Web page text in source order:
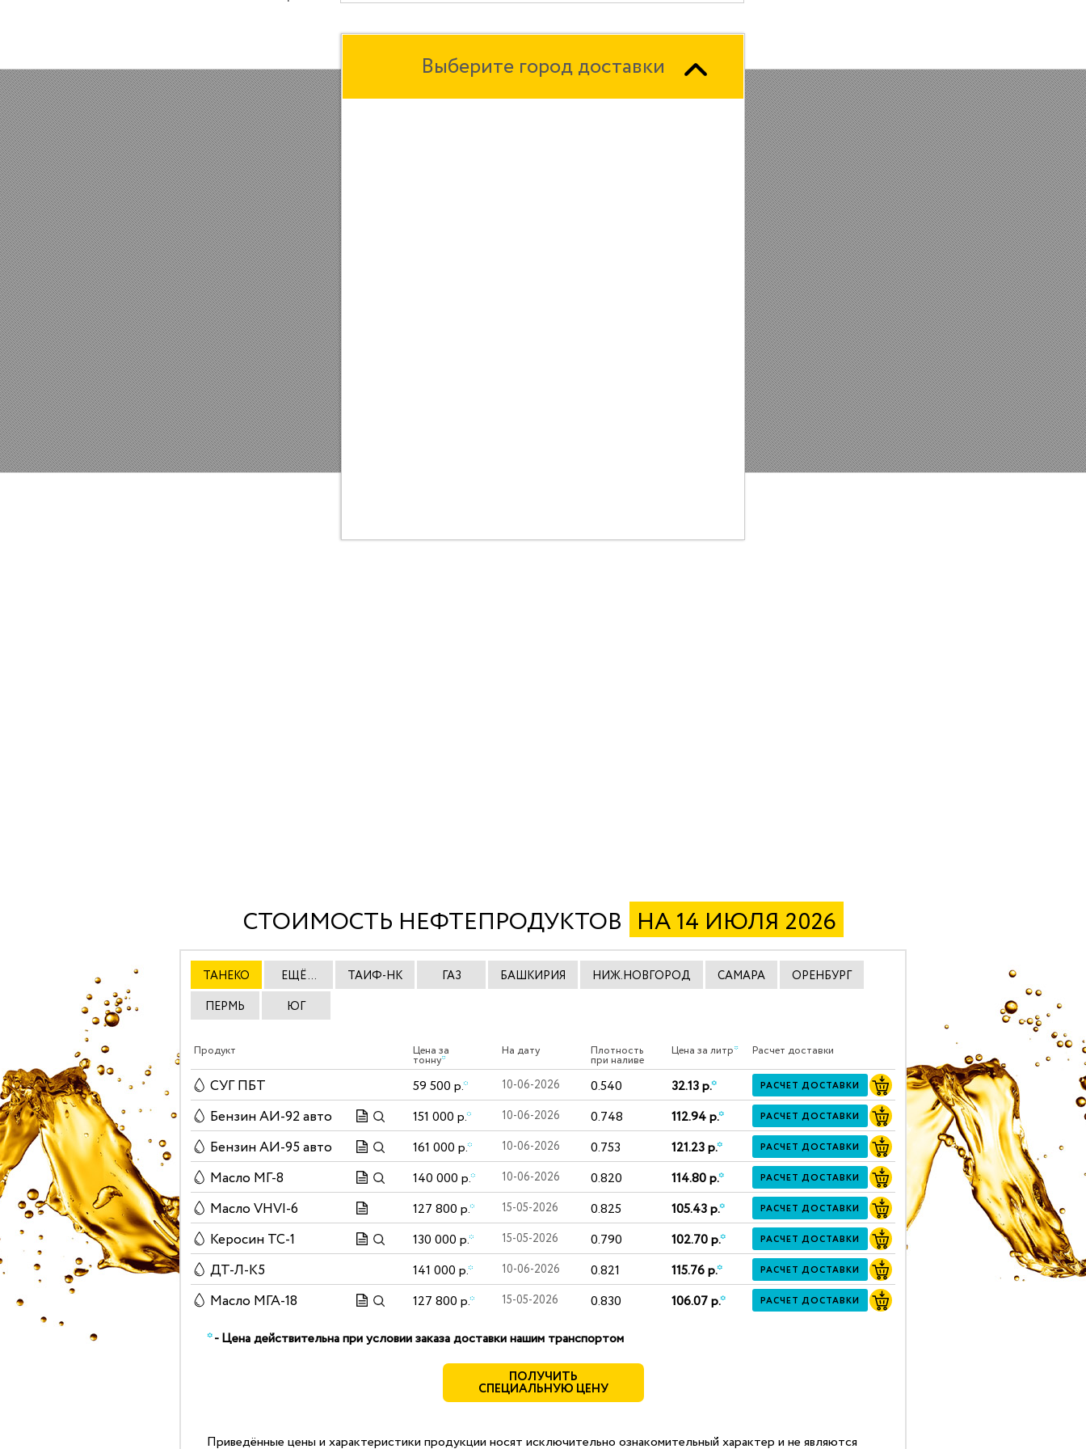
Выберите город доставки
СТОИМОСТЬ НЕФТЕПРОДУКТОВ НА 14 ИЮЛЯ 2026
ТАНЕКО ЕЩЁ ... ТАИФ-НК ГАЗ БАШКИРИЯ НИЖ.НОВГОРОД САМАРА
ОРЕНБУРГ
ПЕРМЬ
ЮГ
Продукт Цена за
тонну*
На дату Плотность
при наливе
Цена за литр* Расчет доставки
СУГ ПБТ 59 500 р.* 10-06-2026 0.540 32.13 р.* РАСЧЕТ ДОСТАВКИ
Бензин АИ-92 авто 151 000 р.* 10-06-2026 0.748 112.94 р.* РАСЧЕТ ДОСТАВКИ
Бензин АИ-95 авто 161 000 р.* 10-06-2026 0.753 121.23 р.* РАСЧЕТ ДОСТАВКИ
Масло МГ-8 140 000 р.* 10-06-2026 0.820 114.80 р.* РАСЧЕТ ДОСТАВКИ
Масло VHVI-6 127 800 р.* 15-05-2026 0.825 105.43 р.* РАСЧЕТ ДОСТАВКИ
Керосин ТС-1 130 000 р.* 15-05-2026 0.790 102.70 р.* РАСЧЕТ ДОСТАВКИ
ДТ-Л-К5 141 000 р.* 10-06-2026 0.821 115.76 р.* РАСЧЕТ ДОСТАВКИ
Масло МГА-18 127 800 р.* 15-05-2026 0.830 106.07 р.* РАСЧЕТ ДОСТАВКИ
*- Цена действительна при условии заказа доставки нашим транспортом
ПОЛУЧИТЬ
СПЕЦИАЛЬНУЮ ЦЕНУ
Приведённые цены и характеристики продукции носят исключительно ознакомительный характер и не являются